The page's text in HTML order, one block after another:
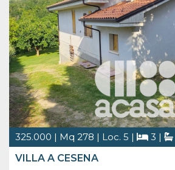
325.000 | Mq 278 | Loc. 5 | 3 |
VILLA A CESENA